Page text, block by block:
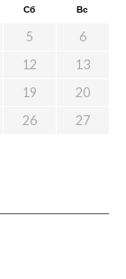
Сб Вс
5
6
12
13
19
20
26
27